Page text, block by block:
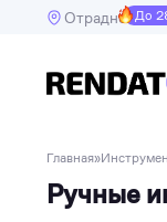
ОтрадноеДо
Транспорт
Главная»
Ручные